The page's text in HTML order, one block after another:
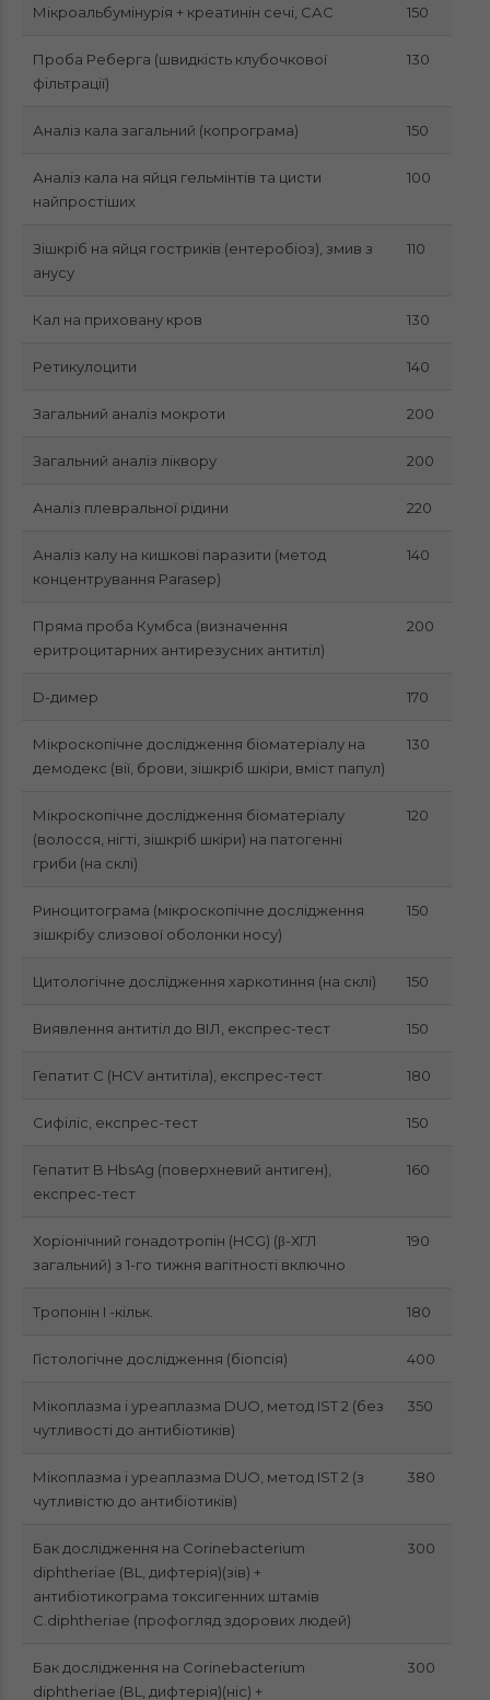
Мікроальбумінурія + креатинін сечі, САС 150
Проба Реберга (швидкість клубочкової
фільтрації)
130
Аналіз кала загальний (копрограма) 150
Аналіз кала на яйця гельмінтів та цисти
найпростіших
100
Зішкріб на яйця гостриків (ентеробіоз), змив з
анусу
110
Кал на приховану кров 130
Ретикулоцити 140
Загальний аналіз мокроти 200
Загальний аналіз ліквору 200
Аналіз плевральної рідини 220
Аналіз калу на кишкові паразити (метод
концентрування Parasep)
140
Пряма проба Кумбса (визначення
еритроцитарних антирезусних антитіл)
200
D-димер 170
Мікроскопічне дослідження біоматеріалу на
демодекс (вії, брови, зішкріб шкіри, вміст папул)
130
Мікроскопічне дослідження біоматеріалу
(волосся, нігті, зішкріб шкіри) на патогенні
гриби (на склі)
120
Риноцитограма (мікроскопічне дослідження
зішкрібу слизової оболонки носу)
150
Цитологічне дослідження харкотиння (на склі) 150
Виявлення антитіл до ВІЛ, експрес-тест 150
Гепатит С (HCV антитіла), експрес-тест 180
Сифіліс, експрес-тест 150
Гепатит B HbsAg (поверхневий антиген),
експрес-тест
160
Хоріонічний гонадотропін (HCG) (β-ХГЛ
загальний) з 1-го тижня вагітності включно
190
Тропонін I -кільк. 180
Гістологічне дослідження (біопсія) 400
Мікоплазма і уреаплазма DUO, метод IST 2 (без
чутливості до антибіотиків)
350
Мікоплазма і уреаплазма DUO, метод IST 2 (з
чутливістю до антибіотиків)
380
Бак дослідження на Corinebacterium
diphtheriae (BL, дифтерія)(зів) +
антибіотикограма токсигенних штамів
С.diphtheriae (профогляд здорових людей)
300
Бак дослідження на Corinebacterium
diphtheriae (BL, дифтерія)(ніс) +
300